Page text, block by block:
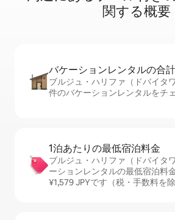
関⁠す⁠る概⁠要
バケーションレ⁠ン⁠タ⁠ル⁠の合⁠
ブルジュ・ハリファ（ドバイタ
件のバケーションレンタルをチ
1泊あたりの最⁠低⁠宿⁠泊⁠料⁠金
ブルジュ・ハリファ（ドバイタ
ーションレンタルの最低宿泊料
¥1,579 JPYです（税・手数料を除